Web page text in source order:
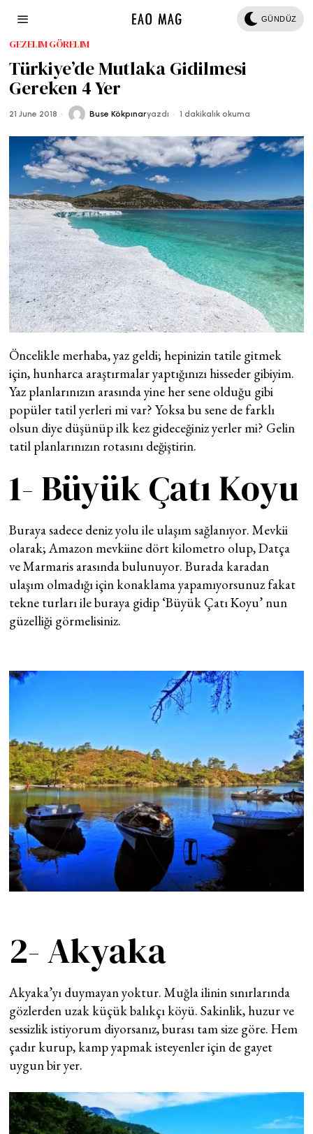
GÜNDÜZ
GEZELIM GÖRELIM
Türkiye’de Mutlaka Gidilmesi
Gereken 4 Yer
21 June 2018 Buse Kökpınaryazdı 1 dakikalık okuma
Öncelikle merhaba, yaz geldi; hepinizin tatile gitmek
için, hunharca araştırmalar yaptığınızı hisseder gibiyim.
Yaz planlarınızın arasında yine her sene olduğu gibi
popüler tatil yerleri mi var? Yoksa bu sene de farklı
olsun diye düşünüp ilk kez gideceğiniz yerler mi? Gelin
tatil planlarınızın rotasını değiştirin.
1- Büyük Çatı Koyu
Buraya sadece deniz yolu ile ulaşım sağlanıyor. Mevkii
olarak; Amazon mevkiine dört kilometro olup, Datça
ve Marmaris arasında bulunuyor. Burada karadan
ulaşım olmadığı için konaklama yapamıyorsunuz fakat
tekne turları ile buraya gidip ‘Büyük Çatı Koyu’ nun
güzelliği görmelisiniz.
2- Akyaka
Akyaka’yı duymayan yoktur. Muğla ilinin sınırlarında
gözlerden uzak küçük balıkçı köyü. Sakinlik, huzur ve
sessizlik istiyorum diyorsanız, burası tam size göre. Hem
çadır kurup, kamp yapmak isteyenler için de gayet
uygun bir yer.